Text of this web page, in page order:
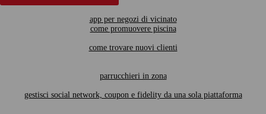
app per negozi di vicinato
come promuovere piscina
come trovare nuovi clienti
parrucchieri in zona
gestisci social network, coupon e fidelity da una sola piattaforma